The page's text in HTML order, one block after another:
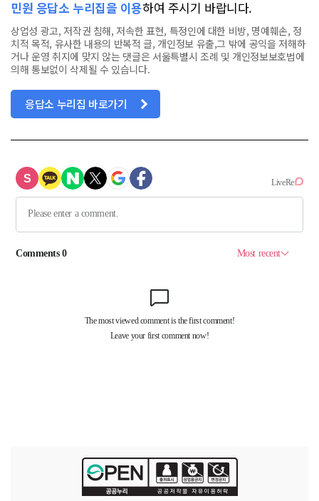
민원 응답소 누리집을 이용하여 주시기 바랍니다.
상업성 광고, 저작권 침해, 저속한 표현, 특정인에 대한 비방, 명예훼손, 정
치적 목적, 유사한 내용의 반복적 글, 개인정보 유출,그 밖에 공익을 저해하
거나 운영 취지에 맞지 않는 댓글은 서울특별시 조례 및 개인정보보호법에
의해 통보없이 삭제될 수 있습니다.
응답소 누리집 바로가기